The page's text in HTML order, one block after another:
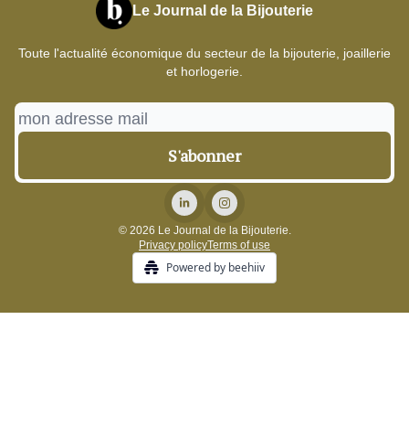
Le Journal de la Bijouterie
Toute l'actualité économique du secteur de la bijouterie, joaillerie
et horlogerie.
© 2026 Le Journal de la Bijouterie.
Privacy policyTerms of use
Powered by beehiiv